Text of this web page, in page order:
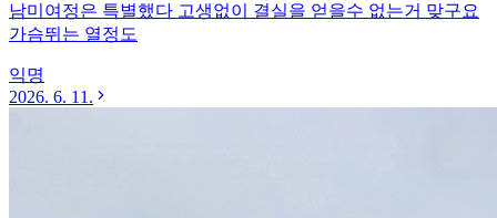
남미여정은 특별했다 고생없이 결실을 얻을수 없는거 맞구요
가슴뛰는 열정도
익명
2026. 6. 11.